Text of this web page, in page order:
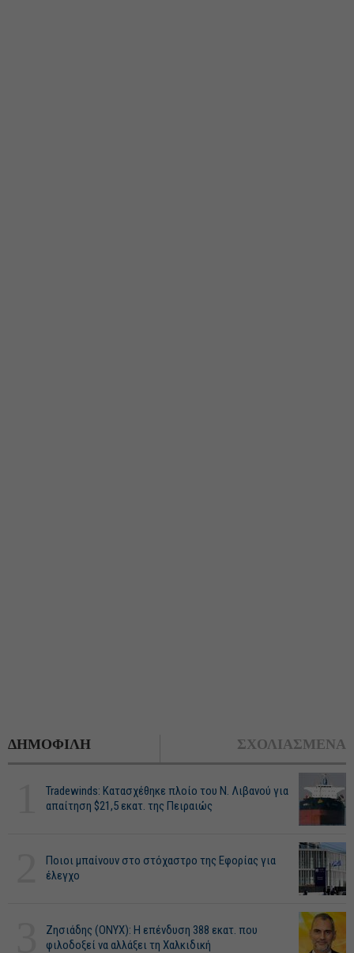
ΔΗΜΟΦΙΛΗ ΣΧΟΛΙΑΣΜΕΝΑ
Tradewinds: Κατασχέθηκε πλοίο του Ν. Λιβανού για
απαίτηση $21,5 εκατ. της Πειραιώς
Ποιοι μπαίνουν στο στόχαστρο της Εφορίας για
έλεγχο
Ζησιάδης (ONYX): Η επένδυση 388 εκατ. που
φιλοδοξεί να αλλάξει τη Χαλκιδική